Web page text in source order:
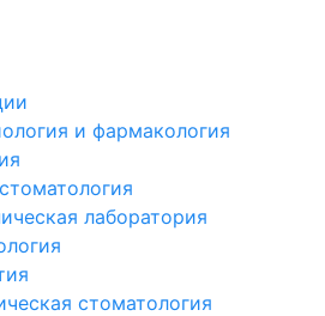
и фармакология
лаборатория
стоматология